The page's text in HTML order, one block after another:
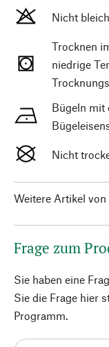
Nicht
Trocknen
niedrige
Bügeln mit
Nicht
Weitere Artikel von
Frage zum
Sie haben eine
Sie die Frage hier
Programm.